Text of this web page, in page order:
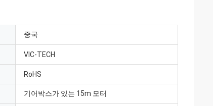
중국
VIC-TECH
RoHS
기어박스가 있는 15m 모터